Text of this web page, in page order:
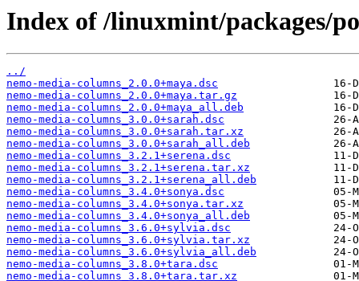
Index of /linuxmint/packages/
../
nemo-media-columns_2.0.0+maya.dsc
nemo-media-columns_2.0.0+maya.tar.gz
nemo-media-columns_2.0.0+maya_all.deb
nemo-media-columns_3.0.0+sarah.dsc
nemo-media-columns_3.0.0+sarah.tar.xz
nemo-media-columns_3.0.0+sarah_all.deb
nemo-media-columns_3.2.1+serena.dsc
nemo-media-columns_3.2.1+serena.tar.xz
nemo-media-columns_3.2.1+serena_all.deb
nemo-media-columns_3.4.0+sonya.dsc
nemo-media-columns_3.4.0+sonya.tar.xz
nemo-media-columns_3.4.0+sonya_all.deb
nemo-media-columns_3.6.0+sylvia.dsc
nemo-media-columns_3.6.0+sylvia.tar.xz
nemo-media-columns_3.6.0+sylvia_all.deb
nemo-media-columns_3.8.0+tara.dsc
nemo-media-columns_3.8.0+tara.tar.xz